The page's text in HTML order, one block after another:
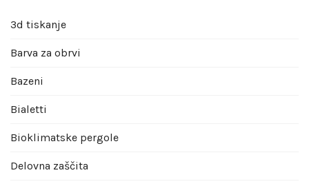
3d tiskanje
Barva za obrvi
Bazeni
Bialetti
Bioklimatske pergole
Delovna zaščita